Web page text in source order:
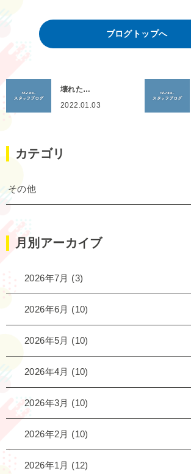
ブログトップへ
壊れた…
2022.01.03
カテゴリ
その他
月別アーカイブ
2026年7月 (3)
2026年6月 (10)
2026年5月 (10)
2026年4月 (10)
2026年3月 (10)
2026年2月 (10)
2026年1月 (12)